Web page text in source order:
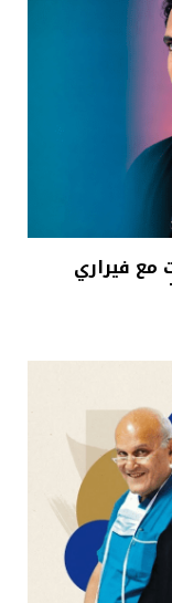
مع فيراري